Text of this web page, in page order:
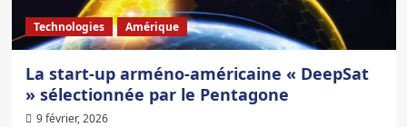
Technologies Amérique
La start-up arméno-américaine « DeepSat
» sélectionnée par le Pentagone
9 février, 2026